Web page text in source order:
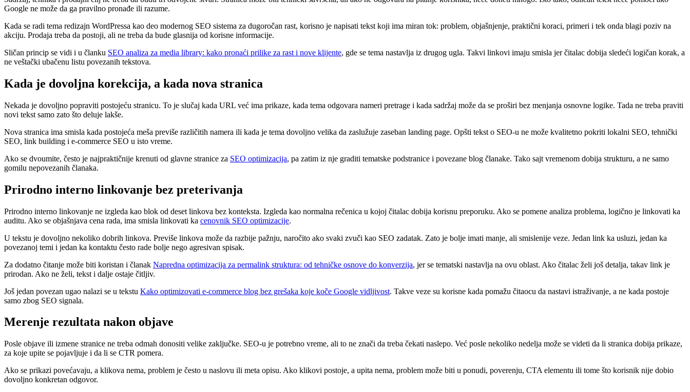
Google ne može da ga pravilno pronađe ili razume.
Kada se radi tema redizajn WordPressa kao deo modernog SEO sistema za dugoročan rast, korisno je napisati tekst koji ima miran tok: problem, objašnjenje, praktični koraci, primeri i tek onda blagi poziv na
akciju. Prodaja treba da postoji, ali ne treba da bude glasnija od korisne informacije.
Sličan princip se vidi i u članku SEO analiza za media library: kako pronaći prilike za rast i nove klijente, gde se tema nastavlja iz drugog ugla. Takvi linkovi imaju smisla jer čitalac dobija sledeći logičan korak, a
ne veštački ubačenu listu povezanih tekstova.
Kada je dovoljna korekcija, a kada nova stranica
Nekada je dovoljno popraviti postojeću stranicu. To je slučaj kada URL već ima prikaze, kada tema odgovara nameri pretrage i kada sadržaj može da se proširi bez menjanja osnovne logike. Tada ne treba praviti
novi tekst samo zato što deluje lakše.
Nova stranica ima smisla kada postojeća meša previše različitih namera ili kada je tema dovoljno velika da zaslužuje zaseban landing page. Opšti tekst o SEO-u ne može kvalitetno pokriti lokalni SEO, tehnički
SEO, link building i e-commerce SEO u isto vreme.
Ako se dvoumite, često je najpraktičnije krenuti od glavne stranice za SEO optimizacija, pa zatim iz nje graditi tematske podstranice i povezane blog članake. Tako sajt vremenom dobija strukturu, a ne samo
gomilu nepovezanih članaka.
Prirodno interno linkovanje bez preterivanja
Prirodno interno linkovanje ne izgleda kao blok od deset linkova bez konteksta. Izgleda kao normalna rečenica u kojoj čitalac dobija korisnu preporuku. Ako se pomene analiza problema, logično je linkovati ka
auditu. Ako se objašnjava cena rada, ima smisla linkovati ka cenovnik SEO optimizacije.
U tekstu je dovoljno nekoliko dobrih linkova. Previše linkova može da razbije pažnju, naročito ako svaki zvuči kao SEO zadatak. Zato je bolje imati manje, ali smislenije veze. Jedan link ka usluzi, jedan ka
povezanoj temi i jedan ka kontaktu često rade bolje nego agresivan spisak.
Za dodatno čitanje može biti koristan i članak Napredna optimizacija za permalink struktura: od tehničke osnove do konverzija, jer se tematski nastavlja na ovu oblast. Ako čitalac želi još detalja, takav link je
prirodan. Ako ne želi, tekst i dalje ostaje čitljiv.
Još jedan povezan ugao nalazi se u tekstu Kako optimizovati e-commerce blog bez grešaka koje koče Google vidljivost. Takve veze su korisne kada pomažu čitaocu da nastavi istraživanje, a ne kada postoje
samo zbog SEO signala.
Merenje rezultata nakon objave
Posle objave ili izmene stranice ne treba odmah donositi velike zaključke. SEO-u je potrebno vreme, ali to ne znači da treba čekati naslepo. Već posle nekoliko nedelja može se videti da li stranica dobija prikaze,
za koje upite se pojavljuje i da li se CTR pomera.
Ako se prikazi povećavaju, a klikova nema, problem je često u naslovu ili meta opisu. Ako klikovi postoje, a upita nema, problem može biti u ponudi, poverenju, CTA elementu ili tome što korisnik nije dobio
dovoljno konkretan odgovor.